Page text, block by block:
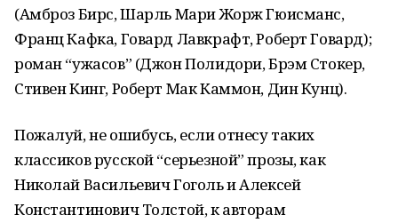
(Амброз Бирс, Шарль Мари Жорж Гюисманс,
Франц Кафка, Говард Лавкрафт, Роберт Говард);
роман “ужасов” (Джон Полидори, Брэм Стокер,
Стивен Кинг, Роберт Мак Каммон, Дин Кунц).
Пожалуй, не ошибусь, если отнесу таких
классиков русской “серьезной” прозы, как
Николай Васильевич Гоголь и Алексей
Константинович Толстой, к авторам